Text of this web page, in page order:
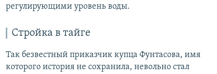
регулирующими уровень воды.
Стройка в тайге
Так безвестный приказчик купца Фунтасова, имя
которого история не сохранила, невольно стал